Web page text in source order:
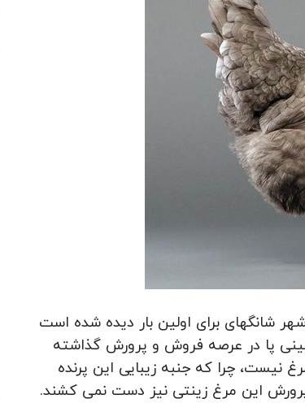
شانگهای برای اولین بار دیده شده است
پا در عرصه فروش و پرورش گذاشته
چرا که جنبه زیبایی این پرنده
این مرغ زینتی نیز دست نمی کشند.